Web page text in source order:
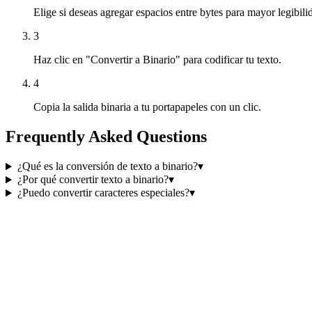
Elige si deseas agregar espacios entre bytes para mayor
3
Haz clic en "Convertir a Binario" para codificar tu texto.
4
Copia la salida binaria a tu portapapeles con un clic.
Frequently Asked Questions
¿Qué es la conversión de texto a binario?▾
¿Por qué convertir texto a binario?▾
¿Puedo convertir caracteres especiales?▾